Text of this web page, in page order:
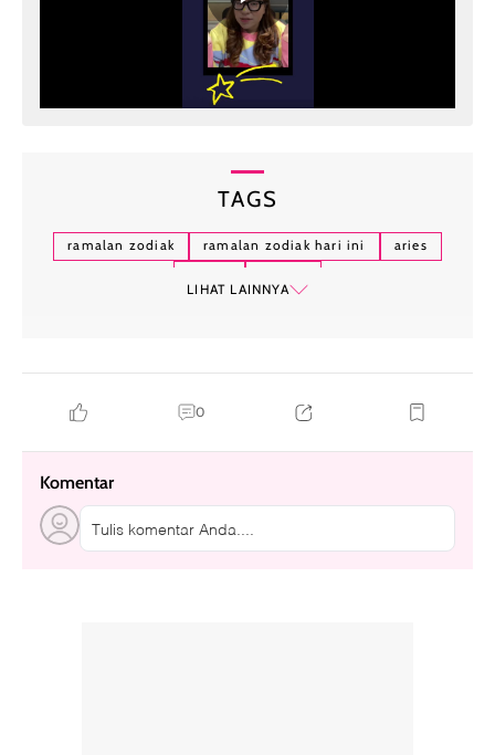
TAGS
ramalan zodiak ramalan zodiak hari ini
aries
LIHAT LAINNYA
0
Komentar
Tulis komentar Anda....